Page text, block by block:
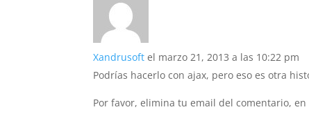
Xandrusoft el marzo 21, 2013 a las 10:22 pm
Podrías hacerlo con ajax, pero eso es otra
Por favor, elimina tu email del comentario,